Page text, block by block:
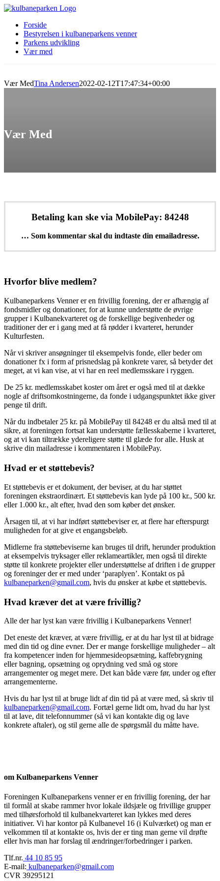
Skip
contentForside
Bestyrelsen i kulbaneparkens venner
Parkens udvikling
Vær med
Vær MedTina Andersen2022-02-12T17:47:34+00:00
Vær Med
Betaling kan ske via MobilePay: 84248
… Som kommentar skal du indtaste din emailadresse.
Hvorfor blive medlem?
Kulbaneparkens Venner er en frivillig forening, der er afhængig af
fondsmidler og donationer, for at kunne understøtte de øvrige
grupper i Kulbanekvarteret og de forskellige begivenheder og
traditioner der er i gang med at få rødder i kvarteret, herunder
Kulturfesten.
Når vi skriver ansøgninger til eksempelvis fonde, eller beder om
donationer fx i form af prisnedslag på konkrete varer, så betyder det
meget, at vi kan vise, at vi har en reel medlemsskare i ryggen.
De 25 kr. medlemsskabet koster om året er også med til at dække
nogle af driftsomkostningerne, da fonde i udgangspunktet ikke giver
penge til drift.
Når du indbetaler 25 kr. på MobilePay til 84248 er du altså med til at
sikre, at foreningen fortsat kan understøtte fællesskaberne i kvarteret,
og at vi kan tiltrække ydereligere støtte til glæde for alle. Husk at
skrive din mailadresse i kommentaren i MobilePay.
Hvad er et støttebevis?
Et støttebevis er et dokument, der beviser, at du har støttet
foreningen ekstraordinært. Et støttebevis kan lyde på 100 kr., 500 kr.
eller 1.000 kr., alt efter, hvad den som køber det ønsker.
Årsagen til, at vi har indført støttebeviser er, at flere har efterspurgt
muligheden for at give et engangsbeløb.
Midlerne fra støttebeviserne kan bruges til drift, herunder produktion
at eksempelvis tryksager eller reklameartikler, men også til direkte
støtte til konkrete projekter eller understøttelse af driften i de grupper
og foreninger der er med under ‘paraplyen’. Kontakt os på
kulbaneparken@gmail.com, hvis du ønsker at købe et støttebevis.
Hvad kræver det at være frivillig?
Alle der har lyst kan være frivillig i Kulbaneparkens Venner!
Det eneste det kræver, at være frivillig, er at du har lyst til at bidrage
med din tid og dine evner. Der er mange forskellige muligheder – alt
fra kompetencer inden for hjemmesideopsætning, kaffebrygning
eller bagning, opsætning og oprydning ved små og store
arrangementer og meget mere. Det kan både være før, under og efter
arrangementerne.
Hvis du har lyst til at bruge lidt af din tid på at være med, så skriv til
kulbaneparken@gmail.com. Fortæl gerne lidt om, hvad du har lyst
til at lave, dit telefonnummer (så vi kan kontakte dig og lave
konkrete aftaler), og stil gerne alle de spørgsmål du måtte have.
om Kulbaneparkens Venner
Foreningen Kulbaneparkens venner er en frivillig forening, der har
til formål at skabe rammer hvor lokale ildsjæle og frivillige grupper
med tilhørsforhold til kulbanekvarteret kan lykkes med deres
initiativer. Vi har kontor på Kulbanevel 16 (i Kulværket) og man er
velkommen til at kontakte os, hvis der er ting man gerne vil drøfte
eller hvis man har forslag til ændringer/forbedringer i parken.
Tlf.nr. 44 10 85 95
E-mail: kulbaneparken@gmail.com
CVR 39295121